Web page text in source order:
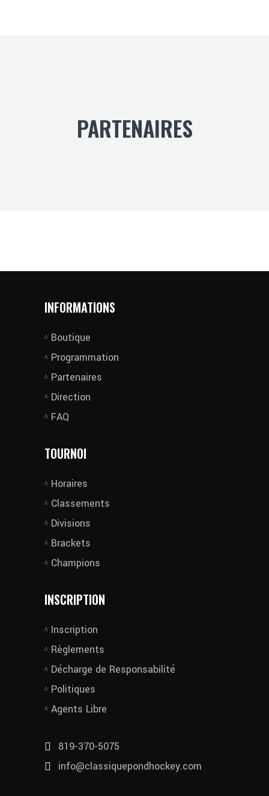
PARTENAIRES
INFORMATIONS
Boutique
Programmation
Partenaires
Direction
FAQ
TOURNOI
Horaires
Classements
Divisions
Brackets
Champions
INSCRIPTION
Inscription
Règlements
Décharge de Responsabilité
Politiques
Agents Libre
819-370-5075
info@classiquepondhockey.com